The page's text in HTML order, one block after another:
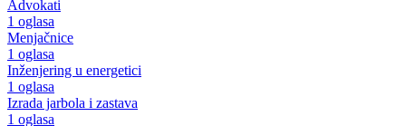
Advokati
1 oglasa
Menjačnice
1 oglasa
Inženjering u energetici
1 oglasa
Izrada jarbola i zastava
1 oglasa